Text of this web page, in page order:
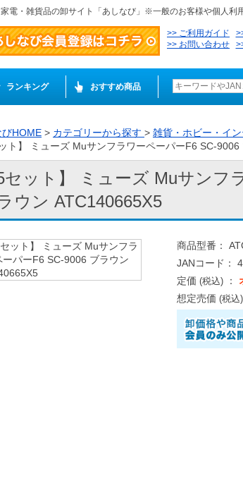
電・雑貨品の卸サイト「あしなび」※一般のお客様や個人利
ご利用ガイド
お問い合わせ
ランキング おすすめ商品
びHOME > カテゴリーから探す > 雑貨・ホビー・イ
ット】 ミューズ MuサンフラワーペーパーF6 SC-
5セット】 ミューズ Muサンフ
ウン ATC140665X5
商品型番：
JANコード：
定価 (税込) ：
想定売価 (税込)